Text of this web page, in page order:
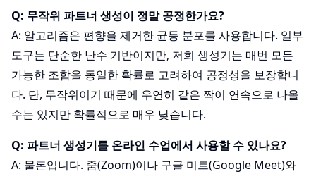
Q: 무작위 파트너 생성이 정말 공정한가요?
A: 알고리즘은 편향을 제거한 균등 분포를 사용합니다. 일부
도구는 단순한 난수 기반이지만, 저희 생성기는 매번 모든
가능한 조합을 동일한 확률로 고려하여 공정성을 보장합니
다. 단, 무작위이기 때문에 우연히 같은 짝이 연속으로 나올
수는 있지만 확률적으로 매우 낮습니다.
Q: 파트너 생성기를 온라인 수업에서 사용할 수 있나요?
A: 물론입니다. 줌(Zoom)이나 구글 미트(Google Meet)와